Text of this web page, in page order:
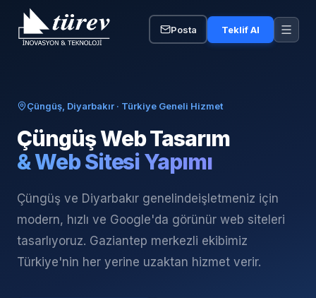
Posta Teklif Al
Çüngüş, Diyarbakır · Türkiye Geneli Hizmet
ÇüngüşWeb Tasarım
& Web Sitesi Yapımı
Çüngüş ve Diyarbakır genelindeişletmeniz için
modern, hızlı ve Google'da görünür web siteleri
tasarlıyoruz. Gaziantep merkezli ekibimiz
Türkiye'nin her yerine uzaktan hizmet verir.